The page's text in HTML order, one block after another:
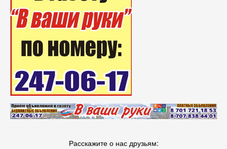
Расскажите о нас друзьям: